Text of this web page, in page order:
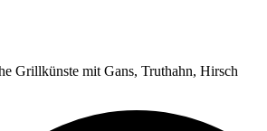
Grillkünste mit Gans, Truthahn, Hirsch